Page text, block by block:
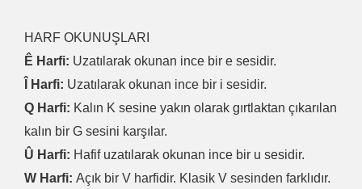
HARF OKUNUŞLARI
Ê Harfi: Uzatılarak okunan ince bir e sesidir.
Î Harfi: Uzatılarak okunan ince bir i sesidir.
Q Harfi: Kalın K sesine yakın olarak gırtlaktan çıkarılan
kalın bir G sesini karşılar.
Û Harfi: Hafif uzatılarak okunan ince bir u sesidir.
W Harfi: Açık bir V harfidir. Klasik V sesinden farklıdır.